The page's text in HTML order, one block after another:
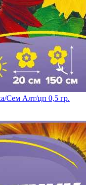
Сем Алт/цп 0,5 гр.